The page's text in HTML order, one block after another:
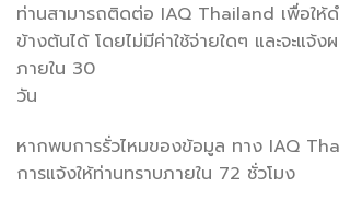
ท่านสามารถติดต่อ IAQ Thailand เพื่อให้
ข้างต้นได้ โดยไม่มีค่าใช้จ่ายใดๆ และจะแจ้
ภายใน 30
วัน
หากพบการรั่วไหมของข้อมูล ทาง IAQ
การแจ้งให้ท่านทราบภายใน 72 ชั่วโมง